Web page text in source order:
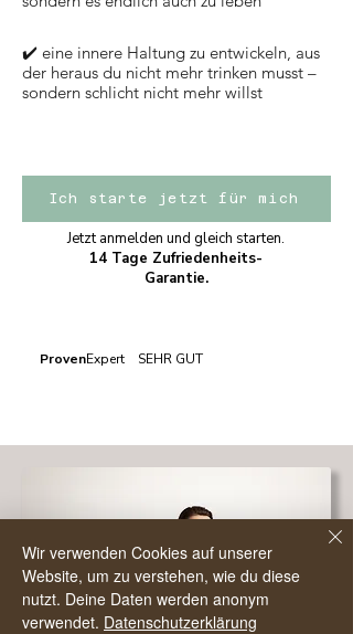
✔️ eine innere Haltung zu entwickeln, aus
der heraus du nicht mehr trinken musst –
sondern schlicht nicht mehr willst
Ich starte jetzt für mich
Jetzt anmelden und gleich starten.
14 Tage Zufriedenheits-
Garantie.
ProvenExpert SEHR GUT
Wir verwenden Cookies auf unserer
Website, um zu verstehen, wie du diese
nutzt. Deine Daten werden anonym
verwendet. Datenschutzerklärung